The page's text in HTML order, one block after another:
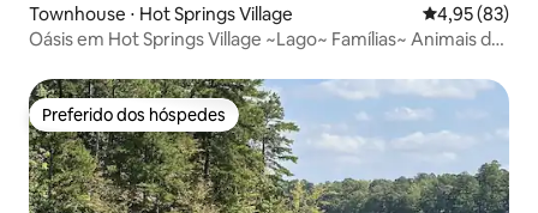
Townhouse ⋅ Hot Springs Village 4,95 de uma
4,95 (83)
Oásis em Hot Springs Village ~Lago~ Famílias~ Animais de
Preferido dos hóspedes
Preferido dos hóspedes